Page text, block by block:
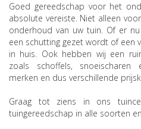
Goed gereedschap voor het
absolute vereiste. Niet alleen
onderhoud van uw tuin. Of er
een schutting gezet wordt of een
in huis. Ook hebben wij een
zoals schoffels, snoeischaren
merken en dus verschillende
Graag tot ziens in ons
tuingereedschap in alle soorten